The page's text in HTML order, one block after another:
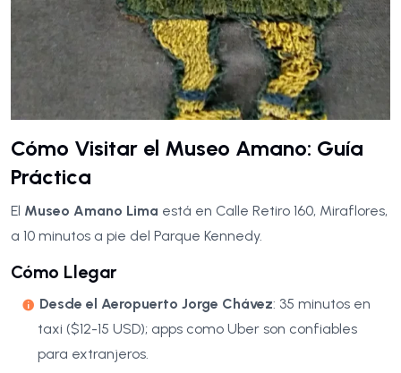
Cómo Visitar el Museo Amano: Guía
Práctica
El Museo Amano Lima está en Calle Retiro 160, Miraflores,
a 10 minutos a pie del Parque Kennedy.
Cómo Llegar
Desde el Aeropuerto Jorge Chávez: 35 minutos en
taxi ($12-15 USD); apps como Uber son confiables
para extranjeros.